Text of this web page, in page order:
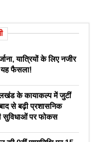
यात्रियों के लिए नजीर
यह फैसला!
के कायाकल्प में जुटीं
से बढ़ी प्रशासनिक
सुविधाओं पर फोकस